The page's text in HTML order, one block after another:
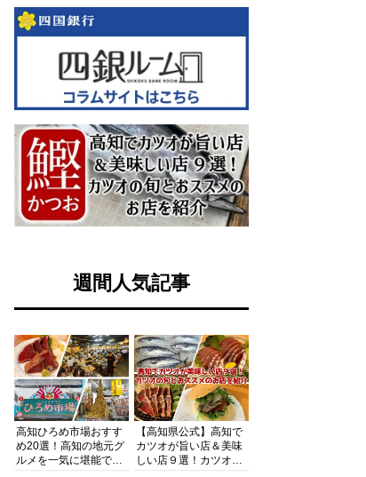
週間人気記事
高知ひろめ市場おすす
め20選！高知の地元グ
ルメを一気に堪能でき
【高知県公式】高知で
カツオが旨い店＆美味
しい店９選！カツオの